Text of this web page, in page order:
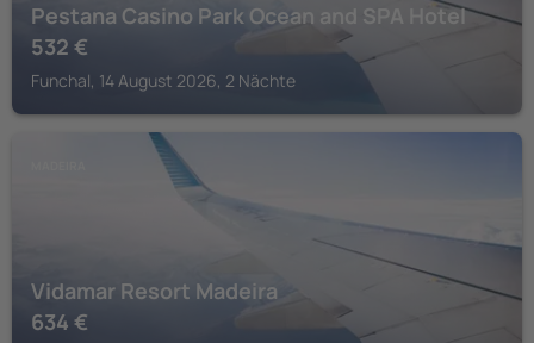
Pestana Casino Park Ocean and SPA Hotel
532 €
Funchal, 14 August 2026, 2 Nächte
Vidamar Resort Madeira
634 €